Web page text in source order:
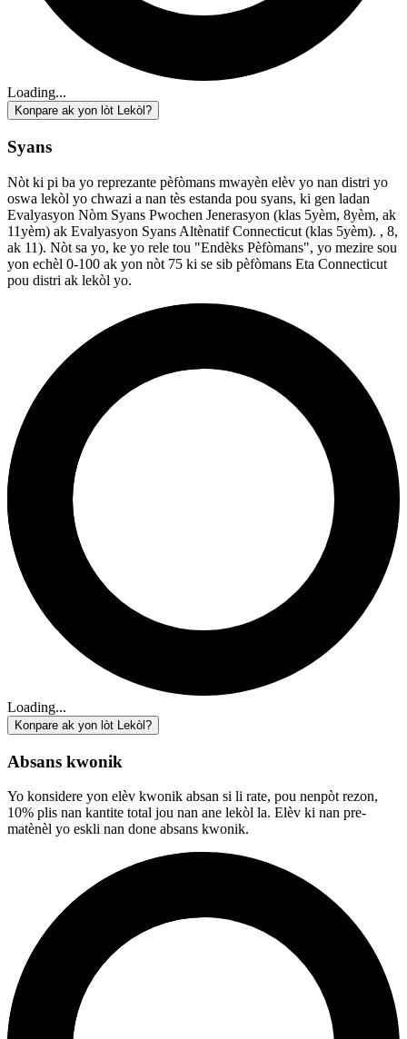
Loading...
Konpare ak yon lòt Lekòl?
Syans
Nòt ki pi ba yo reprezante pèfòmans mwayèn elèv yo nan distri yo
oswa lekòl yo chwazi a nan tès estanda pou syans, ki gen ladan
Evalyasyon Nòm Syans Pwochen Jenerasyon (klas 5yèm, 8yèm, ak
11yèm) ak Evalyasyon Syans Altènatif Connecticut (klas 5yèm). , 8,
ak 11). Nòt sa yo, ke yo rele tou "Endèks Pèfòmans", yo mezire sou
yon echèl 0-100 ak yon nòt 75 ki se sib pèfòmans Eta Connecticut
pou distri ak lekòl yo.
Loading...
Konpare ak yon lòt Lekòl?
Absans kwonik
Yo konsidere yon elèv kwonik absan si li rate, pou nenpòt rezon,
10% plis nan kantite total jou nan ane lekòl la. Elèv ki nan pre-
matènèl yo eskli nan done absans kwonik.